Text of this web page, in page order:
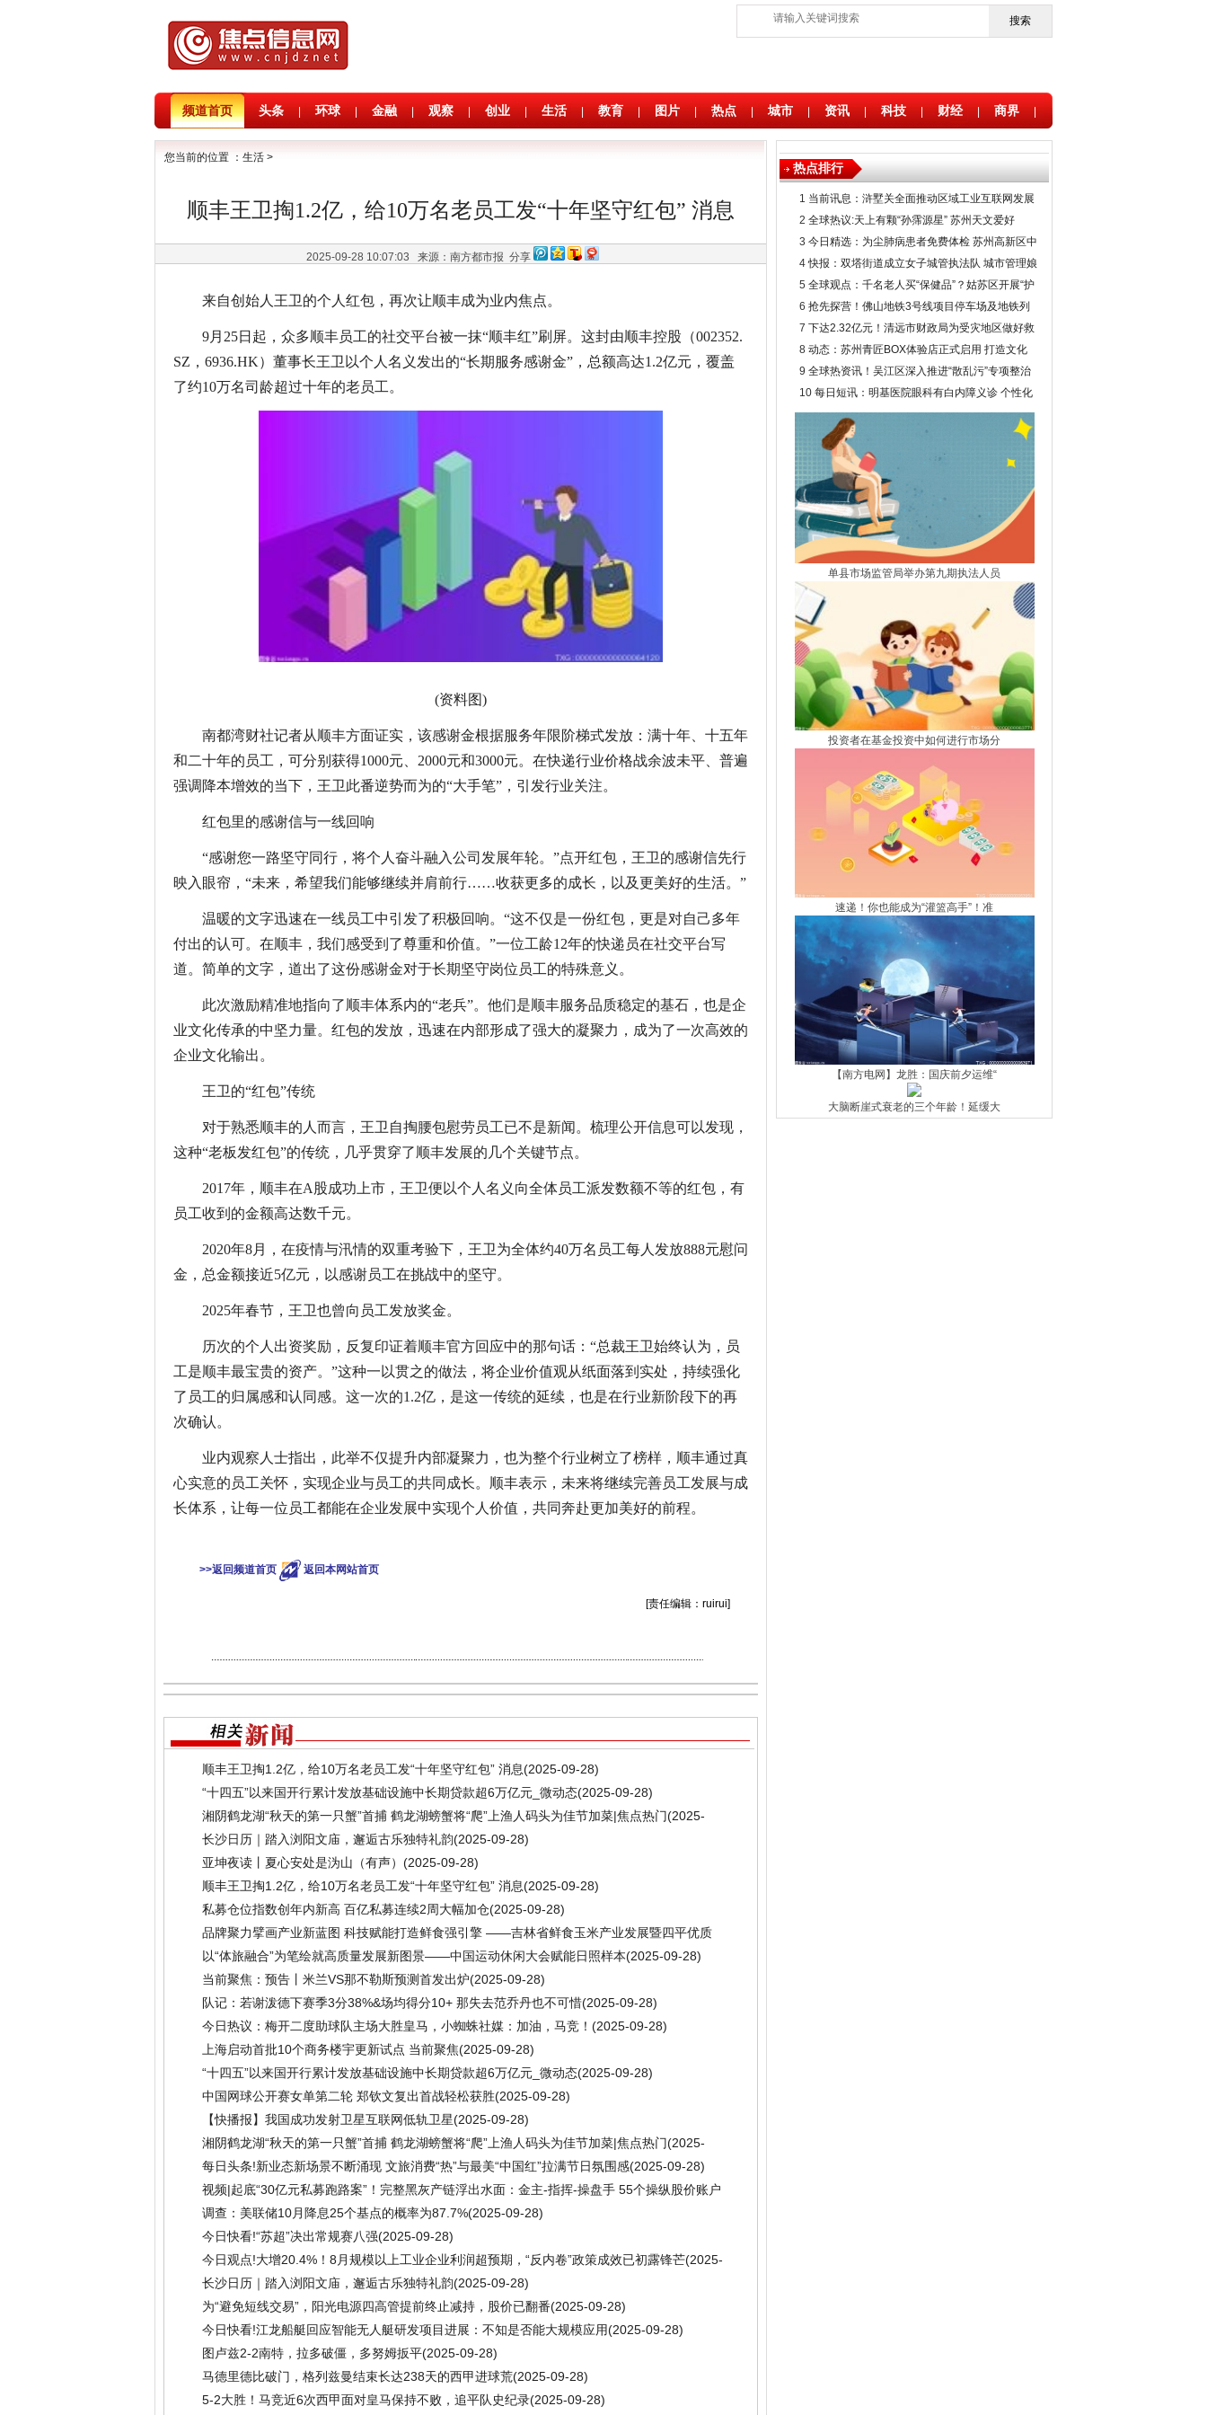
搜索
频道首页 头条 环球 金融 观察 创业 生活 教育 图片 热点 城市 资讯 科技 财经 商界
您当前的位置 ： 生活 >
顺丰王卫掏1.2亿，给10万名老员工发“十年坚守红包” 消息
2025-09-28 10:07:03 来源：南方都市报 分享
来自创始人王卫的个人红包，再次让顺丰成为业内焦点。
9月25日起，众多顺丰员工的社交平台被一抹“顺丰红”刷屏。这封由顺丰控股（002352.
SZ，6936.HK）董事长王卫以个人名义发出的“长期服务感谢金”，总额高达1.2亿元，覆盖
了约10万名司龄超过十年的老员工。
(资料图)
南都湾财社记者从顺丰方面证实，该感谢金根据服务年限阶梯式发放：满十年、十五年
和二十年的员工，可分别获得1000元、2000元和3000元。在快递行业价格战余波未平、普遍
强调降本增效的当下，王卫此番逆势而为的“大手笔”，引发行业关注。
红包里的感谢信与一线回响
“感谢您一路坚守同行，将个人奋斗融入公司发展年轮。”点开红包，王卫的感谢信先行
映入眼帘，“未来，希望我们能够继续并肩前行……收获更多的成长，以及更美好的生活。”
温暖的文字迅速在一线员工中引发了积极回响。“这不仅是一份红包，更是对自己多年
付出的认可。在顺丰，我们感受到了尊重和价值。”一位工龄12年的快递员在社交平台写
道。简单的文字，道出了这份感谢金对于长期坚守岗位员工的特殊意义。
此次激励精准地指向了顺丰体系内的“老兵”。他们是顺丰服务品质稳定的基石，也是企
业文化传承的中坚力量。红包的发放，迅速在内部形成了强大的凝聚力，成为了一次高效的
企业文化输出。
王卫的“红包”传统
对于熟悉顺丰的人而言，王卫自掏腰包慰劳员工已不是新闻。梳理公开信息可以发现，
这种“老板发红包”的传统，几乎贯穿了顺丰发展的几个关键节点。
2017年，顺丰在A股成功上市，王卫便以个人名义向全体员工派发数额不等的红包，有
员工收到的金额高达数千元。
2020年8月，在疫情与汛情的双重考验下，王卫为全体约40万名员工每人发放888元慰问
金，总金额接近5亿元，以感谢员工在挑战中的坚守。
2025年春节，王卫也曾向员工发放奖金。
历次的个人出资奖励，反复印证着顺丰官方回应中的那句话：“总裁王卫始终认为，员
工是顺丰最宝贵的资产。”这种一以贯之的做法，将企业价值观从纸面落到实处，持续强化
了员工的归属感和认同感。这一次的1.2亿，是这一传统的延续，也是在行业新阶段下的再
次确认。
业内观察人士指出，此举不仅提升内部凝聚力，也为整个行业树立了榜样，顺丰通过真
心实意的员工关怀，实现企业与员工的共同成长。顺丰表示，未来将继续完善员工发展与成
长体系，让每一位员工都能在企业发展中实现个人价值，共同奔赴更加美好的前程。
>>返回频道首页 返回本网站首页
[责任编辑：ruirui]
顺丰王卫掏1.2亿，给10万名老员工发“十年坚守红包” 消息(2025-09-28)
“十四五”以来国开行累计发放基础设施中长期贷款超6万亿元_微动态(2025-09-28)
湘阴鹤龙湖“秋天的第一只蟹”首捕 鹤龙湖螃蟹将“爬”上渔人码头为佳节加菜|焦点热门(2025-
09-28)
长沙日历｜踏入浏阳文庙，邂逅古乐独特礼韵(2025-09-28)
亚坤夜读丨夏心安处是沩山（有声） (2025-09-28)
顺丰王卫掏1.2亿，给10万名老员工发“十年坚守红包” 消息(2025-09-28)
私募仓位指数创年内新高 百亿私募连续2周大幅加仓(2025-09-28)
品牌聚力擘画产业新蓝图 科技赋能打造鲜食强引擎 ——吉林省鲜食玉米产业发展暨四平优质
玉米（粮食）产销对接大会成功举办(2025-09-28)
以“体旅融合”为笔绘就高质量发展新图景——中国运动休闲大会赋能日照样本(2025-09-28)
当前聚焦：预告丨米兰VS那不勒斯预测首发出炉(2025-09-28)
队记：若谢泼德下赛季3分38%&场均得分10+ 那失去范乔丹也不可惜(2025-09-28)
今日热议：梅开二度助球队主场大胜皇马，小蜘蛛社媒：加油，马竞！ (2025-09-28)
上海启动首批10个商务楼宇更新试点 当前聚焦(2025-09-28)
“十四五”以来国开行累计发放基础设施中长期贷款超6万亿元_微动态(2025-09-28)
中国网球公开赛女单第二轮 郑钦文复出首战轻松获胜(2025-09-28)
【快播报】我国成功发射卫星互联网低轨卫星(2025-09-28)
湘阴鹤龙湖“秋天的第一只蟹”首捕 鹤龙湖螃蟹将“爬”上渔人码头为佳节加菜|焦点热门(2025-
09-28)
每日头条!新业态新场景不断涌现 文旅消费“热”与最美“中国红”拉满节日氛围感(2025-09-28)
视频|起底“30亿元私募跑路案”！完整黑灰产链浮出水面：金主-指挥-操盘手 55个操纵股价账户
遭AI剿杀|焦点播报(2025-09-28)
调查：美联储10月降息25个基点的概率为87.7%(2025-09-28)
今日快看!“苏超”决出常规赛八强(2025-09-28)
今日观点!大增20.4%！8月规模以上工业企业利润超预期，“反内卷”政策成效已初露锋芒(2025-
09-28)
长沙日历｜踏入浏阳文庙，邂逅古乐独特礼韵(2025-09-28)
为“避免短线交易”，阳光电源四高管提前终止减持，股价已翻番(2025-09-28)
今日快看!江龙船艇回应智能无人艇研发项目进展：不知是否能大规模应用(2025-09-28)
图卢兹2-2南特，拉多破僵，多努姆扳平(2025-09-28)
马德里德比破门，格列兹曼结束长达238天的西甲进球荒(2025-09-28)
5-2大胜！马竞近6次西甲面对皇马保持不败，追平队史纪录(2025-09-28)
热点排行
1 当前讯息：浒墅关全面推动区域工业互联网发展
新增10家星级上云企业
2 全球热议:天上有颗“孙霈源星” 苏州天文爱好
者“追星”十余载终梦圆
3 今日精选：为尘肺病患者免费体检 苏州高新区中
医医院往返接送做好保障
4快报：双塔街道成立女子城管执法队 城市管理娘
子军“上路”
5 全球观点：千名老人买“保健品”？姑苏区开展“护
老行动”专项整治
6 抢先探营！佛山地铁3号线项目停车场及地铁列
车首次亮相
7 下达2.32亿元！清远市财政局为受灾地区做好救
灾复产提供坚实的资金保障
8 动态：苏州青匠BOX体验店正式启用 打造文化
体验空间助力青年成长
9 全球热资讯！吴江区深入推进“散乱污”专项整治
瞄准废品回收点小作坊
10 每日短讯：明基医院眼科有白内障义诊 个性化
手术助重获视力
单县市场监管局举办第九期执法人员
投资者在基金投资中如何进行市场分
速递！你也能成为“灌篮高手”！准
【南方电网】龙胜：国庆前夕运维“
大脑断崖式衰老的三个年龄！延缓大